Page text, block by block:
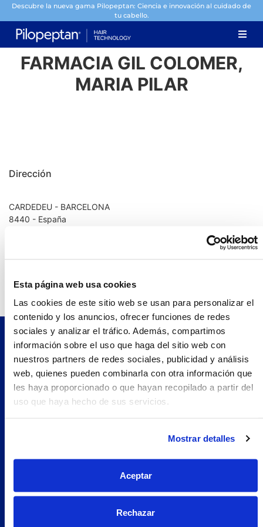
Esta página web usa cookies
Las cookies de este sitio web se usan para personalizar el
contenido y los anuncios, ofrecer funciones de redes
sociales y analizar el tráfico. Además, compartimos
información sobre el uso que haga del sitio web con
nuestros partners de redes sociales, publicidad y análisis
web, quienes pueden combinarla con otra información que
les haya proporcionado o que hayan recopilado a partir del
uso que haya hecho de sus servicios.
Mostrar detalles
Aceptar
Rechazar
Descubre la nueva gama Pilopeptan: Ciencia e innovación al cuidado de
tu cabello.
FARMACIA GIL COLOMER,
MARIA PILAR
Dirección
CARDEDEU - BARCELONA
8440 - España
Teléfono: 938460104.0
Pilopeptan es una marca de Laboratorio Genové.
Avenida Carrilet 293-297, 08907.
Hospitalet de Llobregat, Barcelona (España)
Navegación
Soluciones